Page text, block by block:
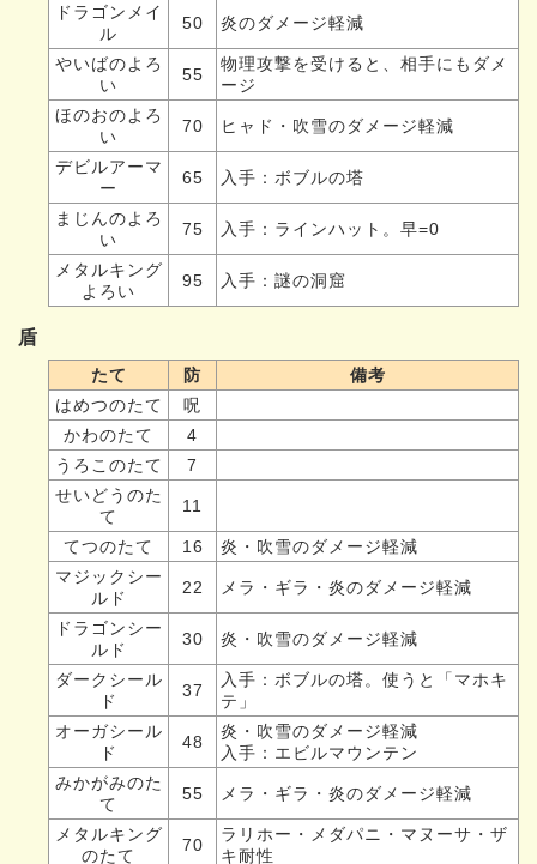
ドラゴンメイ
ル
50 炎のダメージ軽減
やいばのよろ
い
55
物理攻撃を受けると、相手にもダメ
ージ
ほのおのよろ
い
70 ヒャド・吹雪のダメージ軽減
デビルアーマ
ー
65 入手：ボブルの塔
まじんのよろ
い
75 入手：ラインハット。早=0
メタルキング
よろい
95 入手：謎の洞窟
盾
たて 防
備考
はめつのたて
呪
かわのたて
4
うろこのたて
7
せいどうのた
て
11
てつのたて 16
炎・吹雪のダメージ軽減
マジックシー
ルド
22 メラ・ギラ・炎のダメージ軽減
ドラゴンシー
ルド
30 炎・吹雪のダメージ軽減
ダークシール
ド
37
入手：ボブルの塔。使うと「マホキ
テ」
オーガシール
ド
48
炎・吹雪のダメージ軽減
入手：エビルマウンテン
みかがみのた
て
55 メラ・ギラ・炎のダメージ軽減
メタルキング
のたて
70
ラリホー・メダパニ・マヌーサ・ザ
キ耐性